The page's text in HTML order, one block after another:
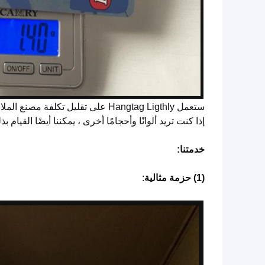
ستعمل Hangtag Ligthly على تقليل تكلفة مصنع الملابس إلى حد كبير ، لكن لون الشعار لا يزال متعدد الألوان
إذا كنت تريد ألوانًا وأحجامًا أخرى ، يمكننا أيضًا القيام
خدمتنا:
(1) حزمة مثالية :